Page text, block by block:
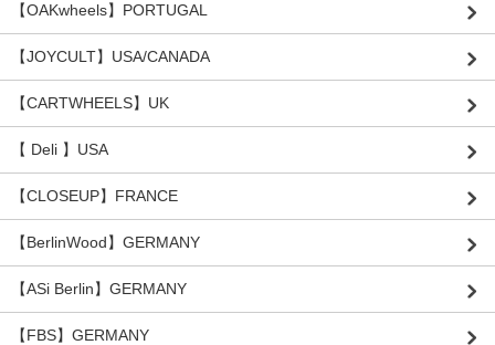
【OAKwheels】PORTUGAL
【JOYCULT】USA/CANADA
【CARTWHEELS】UK
【 Deli 】USA
【CLOSEUP】FRANCE
【BerlinWood】GERMANY
【ASi Berlin】GERMANY
【FBS】GERMANY